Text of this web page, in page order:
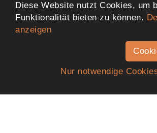
Diese Website nutzt Cookies, um
Funktionalität bieten zu können.
anzeigen
Nur notwendige